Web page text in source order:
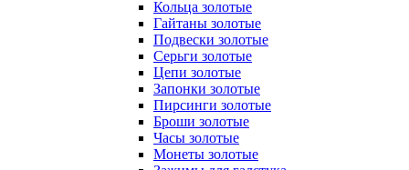
Кольца золотые
Гайтаны золотые
Подвески золотые
Серьги золотые
Цепи золотые
Запонки золотые
Пирсинги золотые
Броши золотые
Часы золотые
Монеты золотые